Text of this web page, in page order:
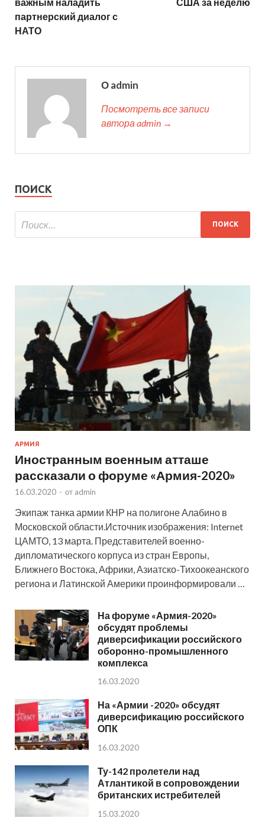
партнерский диалог с
НАТО
О admin
Посмотреть все записи
автора admin →
ПОИСК
АРМИЯ
Иностранным военным атташе
рассказали о форуме «Армия-2020»
16.03.2020 - от admin
Экипаж танка армии КНР на полигоне Алабино в
Московской области.Источник изображения: Internet
ЦАМТО, 13 марта. Представителей военно-
дипломатического корпуса из стран Европы,
Ближнего Востока, Африки, Азиатско-Тихоокеанского
региона и Латинской Америки проинформировали …
На форуме «Армия-2020»
обсудят проблемы
диверсификации российского
оборонно-промышленного
комплекса
16.03.2020
На «Армии -2020» обсудят
диверсификацию российского
ОПК
16.03.2020
Ту-142 пролетели над
Атлантикой в сопровождении
британских истребителей
15.03.2020